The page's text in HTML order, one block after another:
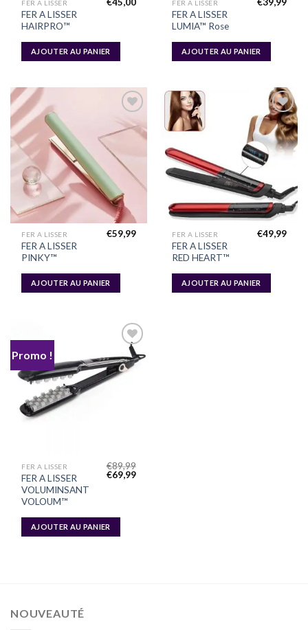
FER A LISSER
FER A LISSER
HAIRPRO™
AJOUTER AU PANIER
FER A LISSER
FER A LISSER
LUMIA™ Rose
AJOUTER AU PANIER
à la liste
d’envies
FER A LISSER
FER A LISSER
PINKY™
€59,99
AJOUTER AU PANIER
Ajouter
à la liste
d’envies
FER A LISSER
FER A LISSER
RED HEART™
€49,99
AJOUTER AU PANIER
Promo !
Ajouter
FER A LISSER
FER A LISSER
VOLUMINSANT
VOLOUM™
€89,99
Original
price
€69,99Current
AJOUTER AU PANIER
NOUVEAUTÉ